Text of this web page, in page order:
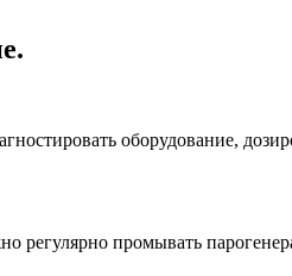
оборудование,
промывать